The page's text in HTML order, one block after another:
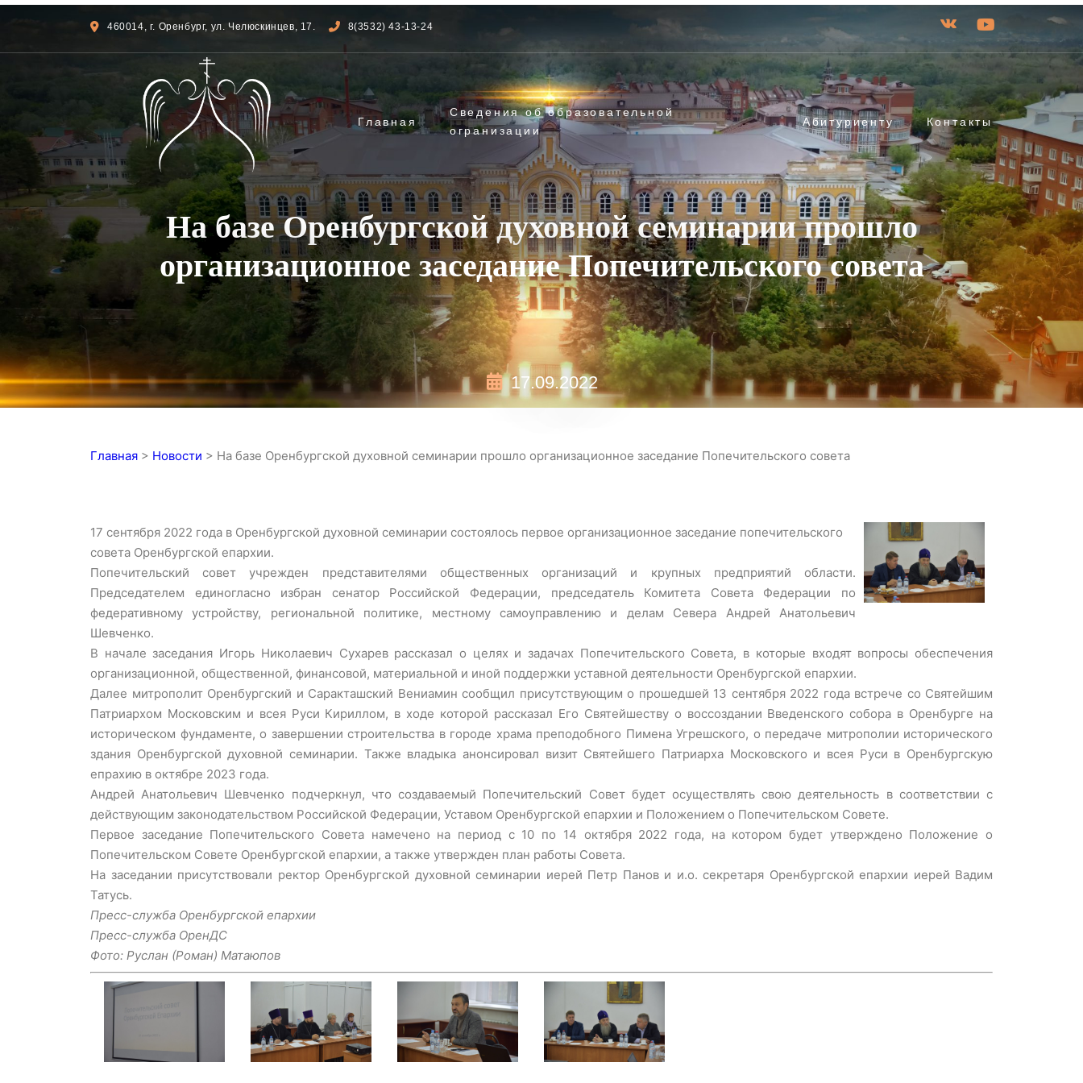
460014, г. Оренбург, ул. Челюскинцев, 17. 8(3532) 43-13-24
Главная
Сведения об образовательной
огранизации
Абитуриенту Контакты
На базе Оренбургской духовной семинарии прошло
организационное заседание Попечительского совета
17.09.2022
Главная > Новости > На базе Оренбургской духовной семинарии прошло организационное заседание Попечительского совета
17 сентября 2022 года в Оренбургской духовной семинарии состоялось первое организационное заседание попечительского
совета Оренбургской епархии.
Попечительский совет учрежден представителями общественных организаций и крупных предприятий области.
Председателем единогласно избран сенатор Российской Федерации, председатель Комитета Совета Федерации по
федеративному устройству, региональной политике, местному самоуправлению и делам Севера Андрей Анатольевич
Шевченко.
В начале заседания Игорь Николаевич Сухарев рассказал о целях и задачах Попечительского Совета, в которые входят вопросы обеспечения
организационной, общественной, финансовой, материальной и иной поддержки уставной деятельности Оренбургской епархии.
Далее митрополит Оренбургский и Саракташский Вениамин сообщил присутствующим о прошедшей 13 сентября 2022 года встрече со Святейшим
Патриархом Московским и всея Руси Кириллом, в ходе которой рассказал Его Святейшеству о воссоздании Введенского собора в Оренбурге на
историческом фундаменте, о завершении строительства в городе храма преподобного Пимена Угрешского, о передаче митрополии исторического
здания Оренбургской духовной семинарии. Также владыка анонсировал визит Святейшего Патриарха Московского и всея Руси в Оренбургскую
епрахию в октябре 2023 года.
Андрей Анатольевич Шевченко подчеркнул, что создаваемый Попечительский Совет будет осуществлять свою деятельность в соответствии с
действующим законодательством Российской Федерации, Уставом Оренбургской епархии и Положением о Попечительском Совете.
Первое заседание Попечительского Совета намечено на период с 10 по 14 октября 2022 года, на котором будет утверждено Положение о
Попечительском Совете Оренбургской епархии, а также утвержден план работы Совета.
На заседании присутствовали ректор Оренбургской духовной семинарии иерей Петр Панов и и.о. секретаря Оренбургской епархии иерей Вадим
Татусь.
Пресс-служба Оренбургской епархии
Пресс-служба ОренДС
Фото: Руслан (Роман) Матаюпов